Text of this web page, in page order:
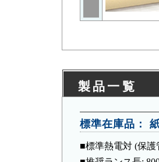
製品一覧
標準在庫品：
■標準熱電対 (保護